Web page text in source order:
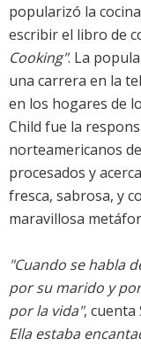
popularizó la
escribir el libro de
Cooking". La
una carrera en la
en los hogares de
Child fue la
norteamericanos
procesados y
fresca, sabrosa, y
maravillosa
"Cuando se habla
por su marido y
por la vida", cuenta
Ella estaba